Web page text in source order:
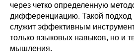
через четко определенную
дифференциацию. Такой подход
служит эффективным
только языковых навыков, но и
мышления.